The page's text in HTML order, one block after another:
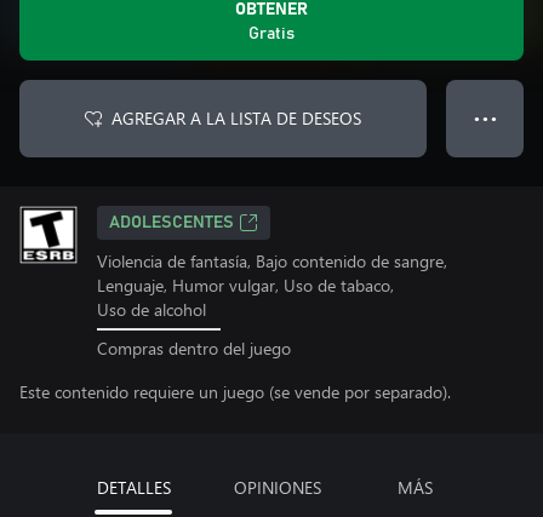
OBTENER
Gratis
AGREGAR A LA LISTA DE DESEOS ● ● ●
ADOLESCENTES
Violencia de fantasía, Bajo contenido de sangre,
Lenguaje, Humor vulgar, Uso de tabaco,
Uso de alcohol
Compras dentro del juego
Este contenido requiere un juego (se vende por separado).
DETALLES OPINIONES MÁS